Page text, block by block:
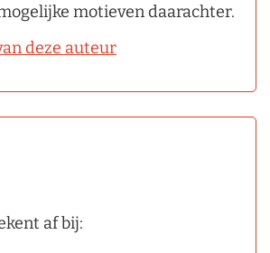
motieven daarachter.
deze auteur
af bij: